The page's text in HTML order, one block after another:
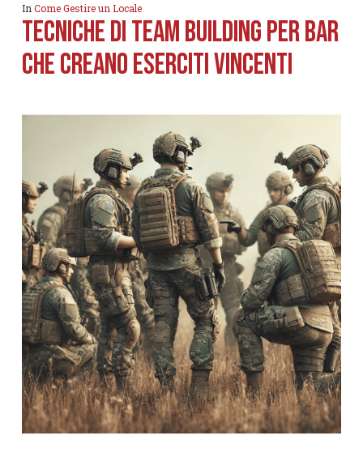
In Come Gestire un Locale
TECNICHE DI TEAM BUILDING PER BAR
CHE CREANO ESERCITI VINCENTI